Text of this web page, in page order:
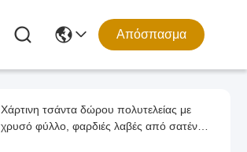
Απόσπασμα
Χάρτινη τσάντα δώρου πολυτελείας με
χρυσό φύλλο, φαρδιές λαβές από σατέν